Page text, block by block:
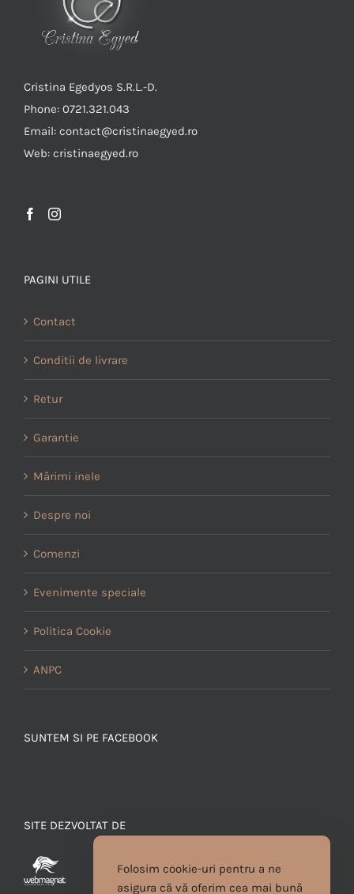
Cristina Egedyos S.R.L.-D.
Phone: 0721.321.043
Email: contact@cristinaegyed.ro
Web: cristinaegyed.ro
PAGINI UTILE
Contact
Conditii de livrare
Retur
Garantie
Mărimi inele
Despre noi
Comenzi
Evenimente speciale
Politica Cookie
ANPC
SUNTEM SI PE FACEBOOK
SITE DEZVOLTAT DE
Folosim cookie-uri pentru a ne
asigura că vă oferim cea mai bună